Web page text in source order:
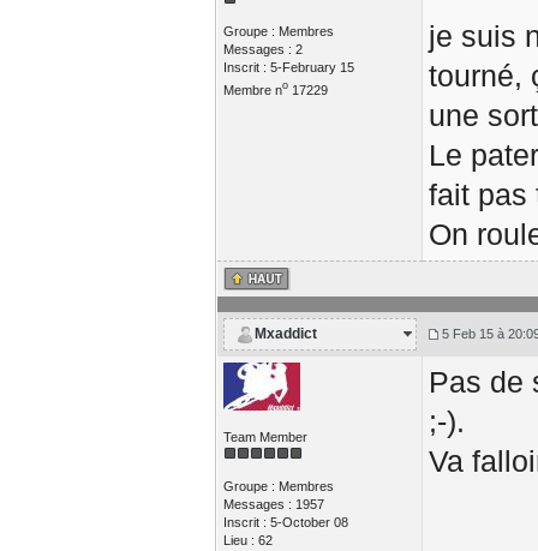
Groupe : Membres
Messages : 2
Inscrit : 5-February 15
Membre no17229
je suis
tourné,
une
Le
fait
On
Mxaddict 5 Feb 15 à
Team Member
Groupe : Membres
Messages : 1957
Inscrit : 5-October 08
Lieu : 62
Pas de
;-).
Va